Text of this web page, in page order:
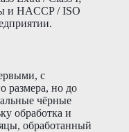
и HACCP / ISO
с
размера, но до
чёрные
обработка и
обработанный